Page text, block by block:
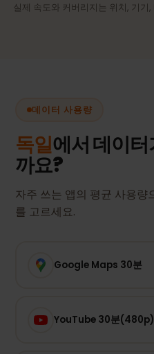
실제 속도와 커버리지는 위치, 기
데이터 사용량
독일에서 데이
까요?
자주 쓰는 앱의 평균 사용량
를 고르세요.
Google Maps 30분
YouTube 30분(480p)